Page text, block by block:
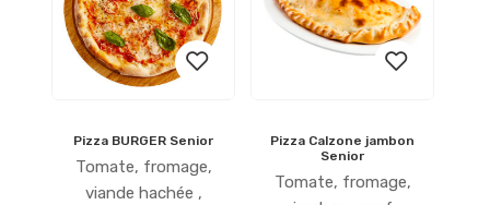
Ajouter
à la
Pizza BURGER Senior
Tomate, fromage,
viande hachée ,
Ajouter
à la
Pizza Calzone jambon
Senior
Tomate, fromage,